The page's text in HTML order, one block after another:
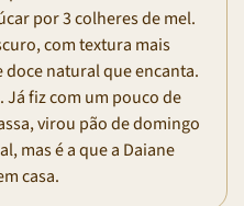
por 3 colheres de mel.
com textura mais
doce natural que encanta.
fiz com um pouco de
virou pão de domingo
mas é a que a Daiane
casa.